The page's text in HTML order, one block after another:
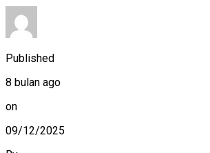
Published
8 bulan ago
on
09/12/2025